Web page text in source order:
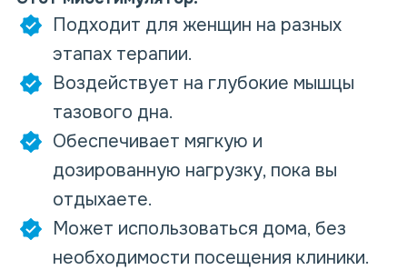
Подходит для женщин на разных
этапах терапии.
Воздействует на глубокие мышцы
тазового дна.
Обеспечивает мягкую и
дозированную нагрузку, пока вы
отдыхаете.
Может использоваться дома, без
необходимости посещения клиники.